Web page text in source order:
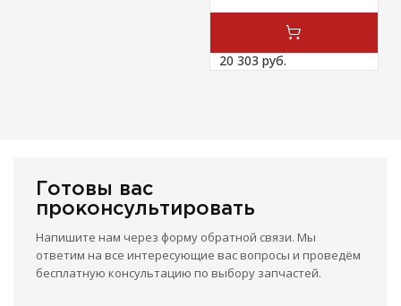
20 303 руб.
Готовы вас
проконсультировать
Напишите нам через форму обратной связи. Мы
ответим на все интересующие вас вопросы и проведём
бесплатную консультацию по выбору запчастей.